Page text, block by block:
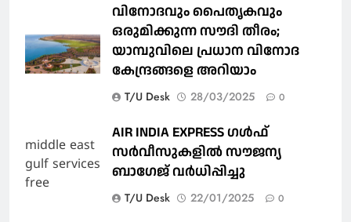
വിനോദവും പൈതൃകവും
ഒരുമിക്കുന്ന സൗദി തീരം;
യാമ്പുവിലെ പ്രധാന വിനോദ
കേന്ദ്രങ്ങളെ അറിയാം
T/U Desk 28/03/2025 0
AIR INDIA EXPRESS ഗൾഫ്
സർവീസുകളിൽ സൗജന്യ
ബാഗേജ് വർധിപ്പിച്ചു
T/U Desk 22/01/2025 0